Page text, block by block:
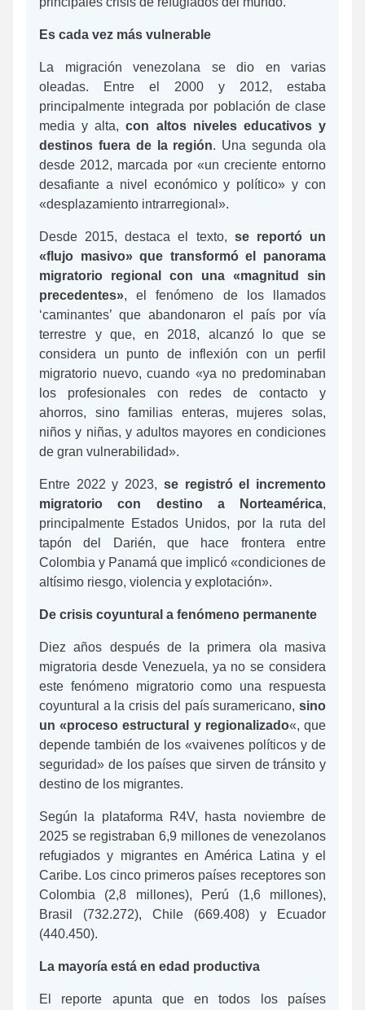
Es cada vez más vulnerable
La migración venezolana se dio en varias
oleadas. Entre el 2000 y 2012, estaba
principalmente integrada por población de clase
media y alta,con altos niveles educativos y
destinos fuera de la región. Una segunda ola
desde 2012, marcada por «un creciente entorno
desafiante a nivel económico y político» y con
«desplazamiento intrarregional».
Desde 2015, destaca el texto, se reportó un
«flujo masivo» que transformó el panorama
migratorio regional con una «magnitud sin
precedentes», el fenómeno de los llamados
‘caminantes’ que abandonaron el país por vía
terrestre y que, en 2018, alcanzó lo que se
considera un punto de inflexión con un perfil
migratorio nuevo, cuando «ya no predominaban
los profesionales con redes de contacto y
ahorros, sino familias enteras, mujeres solas,
niños y niñas, y adultos mayores en condiciones
de gran vulnerabilidad».
Entre 2022 y 2023, se registró el incremento
migratorio con destino a Norteamérica,
principalmente Estados Unidos, por la ruta del
tapón del Darién, que hace frontera entre
Colombia y Panamá que implicó «condiciones de
altísimo riesgo, violencia y explotación».
De crisis coyuntural a fenómeno permanente
Diez años después de la primera ola masiva
migratoria desde Venezuela, ya no se considera
este fenómeno migratorio como una respuesta
coyuntural a la crisis del país suramericano, sino
un «proceso estructural y regionalizado«, que
depende también de los «vaivenes políticos y de
seguridad» de los países que sirven de tránsito y
destino de los migrantes.
Según la plataforma R4V, hasta noviembre de
2025 se registraban 6,9 millones de venezolanos
refugiados y migrantes en América Latina y el
Caribe. Los cinco primeros países receptores son
Colombia (2,8 millones), Perú (1,6 millones),
Brasil (732.272), Chile (669.408) y Ecuador
(440.450).
La mayoría está en edad productiva
El reporte apunta que en todos los países